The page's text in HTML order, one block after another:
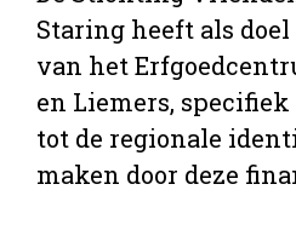
Staring heeft als
van het
en Liemers,
tot de regionale
maken door deze